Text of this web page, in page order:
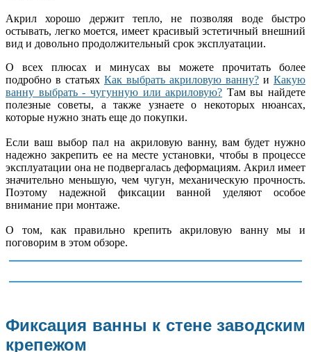
Акрил хорошо держит тепло, не позволяя воде быстро
остывать, легко моется, имеет красивый эстетичный внешний
вид и довольно продолжительный срок эксплуатации.
О всех плюсах и минусах вы можете прочитать более
подробно в статьях Как выбрать акриловую ванну? и Какую
ванну выбрать - чугунную или акриловую? Там вы найдете
полезные советы, а также узнаете о некоторых нюансах,
которые нужно знать еще до покупки.
Если ваш выбор пал на акриловую ванну, вам будет нужно
надежно закрепить ее на месте установки, чтобы в процессе
эксплуатации она не подвергалась деформациям. Акрил имеет
значительно меньшую, чем чугун, механическую прочность.
Поэтому надежной фиксации ванной уделяют особое
внимание при монтаже.
О том, как правильно крепить акриловую ванну мы и
поговорим в этом обзоре.
Фиксация ванны к стене заводским
крепежом